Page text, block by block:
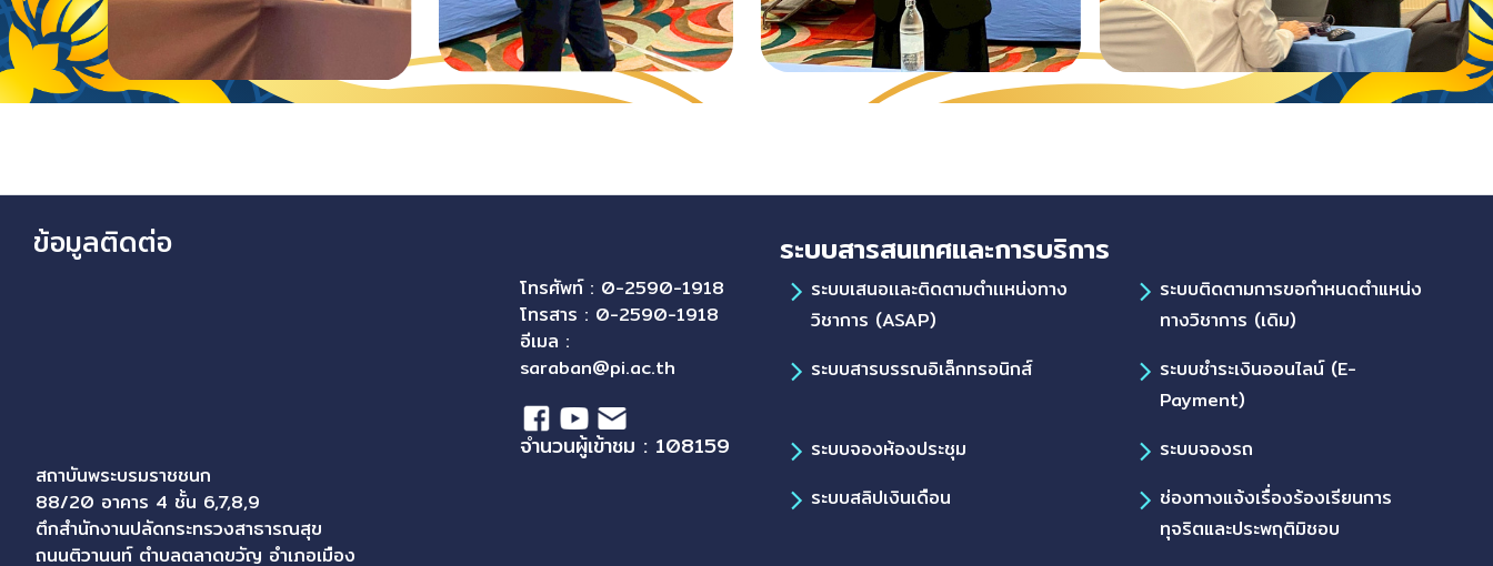
ข้อมูลติดต่อ
สถาบันพระบรมราชชนก
88/20 อาคาร 4 ชั้น 6,7,8,9
ตึกสำนักงานปลัดกระทรวงสาธารณสุข
ถนนติวานนท์ ตำบลตลาดขวัญ อำเภอเมือง
โทรศัพท์ : 0-2590-1918
โทรสาร : 0-2590-1918
อีเมล :
saraban@pi.ac.th
จำนวนผู้เข้าชม : 108159
ระบบสารสนเทศและการบริการ
ระบบเสนอเเละติดตามตำเเหน่งทาง
วิชาการ (ASAP)
ระบบติดตามการขอกำหนดตำแหน่ง
ทางวิชาการ (เดิม)
ระบบสารบรรณอิเล็กทรอนิกส์
ระบบชำระเงินออนไลน์ (E-
Payment)
ระบบจองห้องประชุม
ระบบจองรถ
ระบบสลิปเงินเดือน
ช่องทางแจ้งเรื่องร้องเรียนการ
ทุจริตและประพฤติมิชอบ